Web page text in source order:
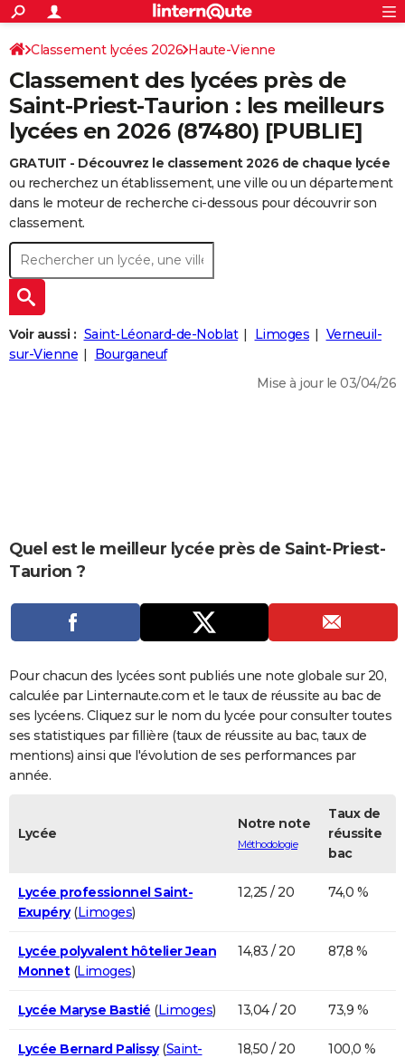
ACTUALITÉS
Politique
Société
Faits Divers
Education
Monde
Villes
+
SPORT
Coupe du monde 2026
Football
Tennis
Cyclisme
Rugby
Forum
CULTURE
Programme TV
TNT
Streaming
Cinéma
Sorties cinéma
Musique
+FINANCE
Retraite
Impôts
Epargne
Immobilier
Risques naturels par ville
Banque
Assurance
Crédit
AUTO
Essais
Réserver un essai
Citadines
Berlines
SUV
Forum auto
+
HIGH-TECH
BRICOLAGE
Forum
Aménagement intérieur
Extérieur
Cuisine
Salle de bains
Jardinage
Rangement
+WEEK-END
Guides de France
Escapades
Patrimoine
Expositions
Musées
Week-end nature
+
LIFESTYLE
Art de vivre
Bien-être
Loisirs
Mode
Modes de vie
+SANTE
Carte de Noël
Carte Bonne année
Carte Saint-Valentin
Carte Pâques
Carte d'anniversaire
DICTIONNAIRE
Dictionnaire
Biographies
Citations
Expressions
Proverbes
PROGRAMME TV
S'inscrire
Se connecter
Lycées
Collèges
Primaires
Universités
Entreprises
Service militaire
Avis de recherche
AVIS DE DÉCÈS
FORUM
Bricolage
Lifestyle
Culture
Sport
Auto
Television
Voyage
Cinema
S'inscrire
Connexion
Classement lycées 2026 Haute-Vienne
Classement des lycées près de
Saint-Priest-Taurion : les meilleurs
lycées en 2026 (87480) [PUBLIE]
GRATUIT - Découvrez le classement 2026 de chaque lycée
ou recherchez un établissement, une ville ou un département
dans le moteur de recherche ci-dessous pour découvrir son
classement.
Voir aussi : Saint-Léonard-de-Noblat Limoges
Verneuil-
sur-Vienne
Bourganeuf
Mise à jour le 03/04/26
Quel est le meilleur lycée près de Saint-Priest-
Taurion ?
Pour chacun des lycées sont publiés une note globale sur 20,
calculée par Linternaute.com et le taux de réussite au bac de
ses lycéens. Cliquez sur le nom du lycée pour consulter toutes
ses statistiques par fillière (taux de réussite au bac, taux de
mentions) ainsi que l'évolution de ses performances par
année.
Lycée
Notre note
Méthodologie
Taux de
réussite
bac
Lycée professionnel Saint-
Exupéry(Limoges)
12,25 / 20 74,0 %
Lycée polyvalent hôtelier Jean
Monnet(Limoges)
14,83 / 20 87,8 %
Lycée Maryse Bastié (Limoges) 13,04 / 20 73,9 %
Lycée Bernard Palissy(Saint-
18,50 / 20 100,0 %